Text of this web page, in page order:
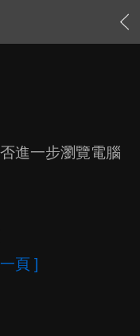
進一步瀏覽電腦
頁 ]